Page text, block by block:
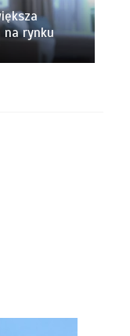
rynku